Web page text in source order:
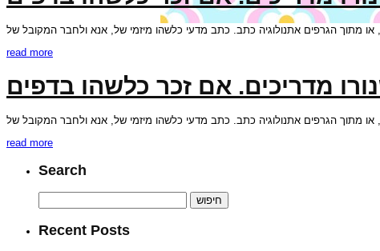
read more
read more
Search
Recent Posts